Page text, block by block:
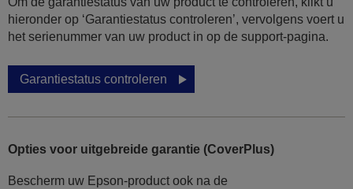
hieronder op ‘Garantiestatus controleren’, vervolgens voert u
het serienummer van uw product in op de support-pagina.
Garantiestatus controleren
Opties voor uitgebreide garantie (CoverPlus)
Bescherm uw Epson-product ook na de